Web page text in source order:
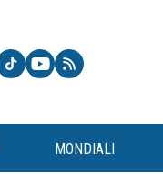
MONDIALI